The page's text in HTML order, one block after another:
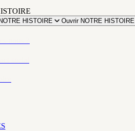
HISTOIRE Ouvrir NOTRE HISTOIRE